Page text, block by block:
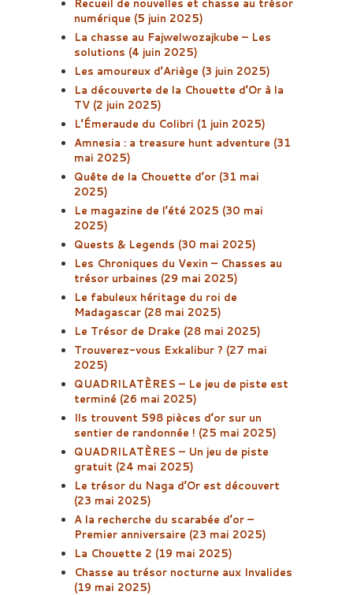
Recueil de nouvelles et chasse au trésor
numérique (5 juin 2025)
La chasse au Fajwelwozajkube – Les
solutions (4 juin 2025)
Les amoureux d’Ariège (3 juin 2025)
La découverte de la Chouette d’Or à la
TV (2 juin 2025)
L’Émeraude du Colibri (1 juin 2025)
Amnesia : a treasure hunt adventure (31
mai 2025)
Quête de la Chouette d’or (31 mai
2025)
Le magazine de l’été 2025 (30 mai
2025)
Quests & Legends (30 mai 2025)
Les Chroniques du Vexin – Chasses au
trésor urbaines (29 mai 2025)
Le fabuleux héritage du roi de
Madagascar (28 mai 2025)
​Le Trésor de Drake (28 mai 2025)
Trouverez-vous Exkalibur ? (27 mai
2025)
QUADRILATÈRES – Le jeu de piste est
terminé (26 mai 2025)
Ils trouvent 598 pièces d’or sur un
sentier de randonnée ! (25 mai 2025)
QUADRILATÈRES – Un jeu de piste
gratuit (24 mai 2025)
Le trésor du Naga d’Or est découvert
(23 mai 2025)
A la recherche du scarabée d’or –
Premier anniversaire (23 mai 2025)
La Chouette 2 (19 mai 2025)
Chasse au trésor nocturne aux Invalides
(19 mai 2025)